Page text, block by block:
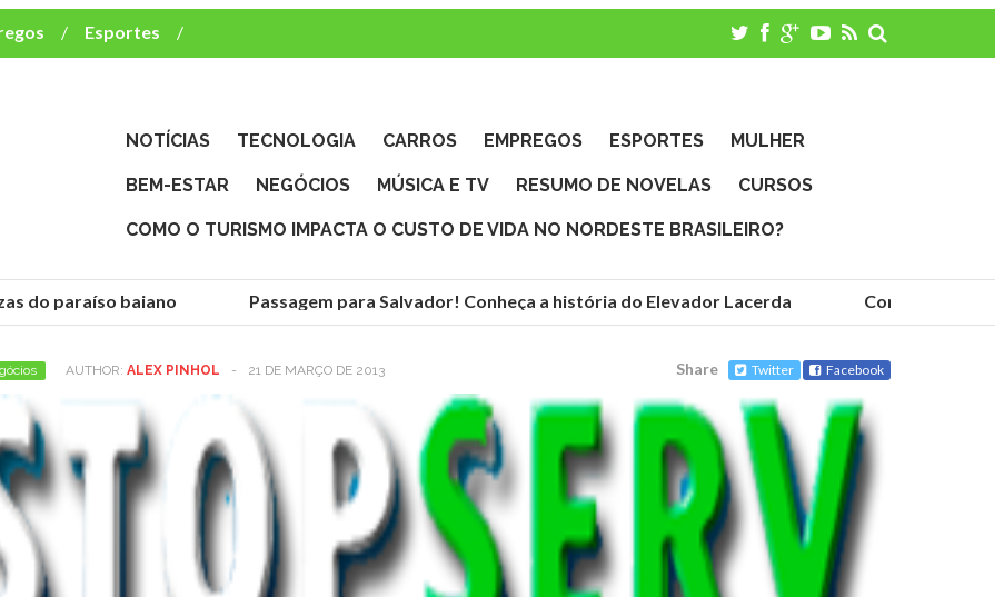
Esportes
e TV
NOTÍCIAS TECNOLOGIA CARROS EMPREGOS ESPORTES MULHER
BEM-ESTAR NEGÓCIOS MÚSICA E TV RESUMO DE NOVELAS CURSOS
COMO O TURISMO IMPACTA O CUSTO DE VIDA NO NORDESTE BRASILEIRO?
do paraíso baiano Passagem para Salvador! Conheça a história do Elevador Lacerda Conheça as
AUTHOR: ALEX PINHOL - 21 DE MARÇO DE 2013 Share Twitter Facebook